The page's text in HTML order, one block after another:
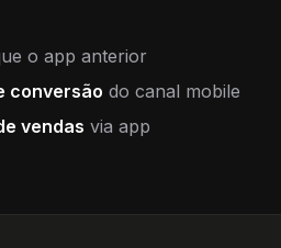
o app anterior
conversão do canal mobile
vendas via app